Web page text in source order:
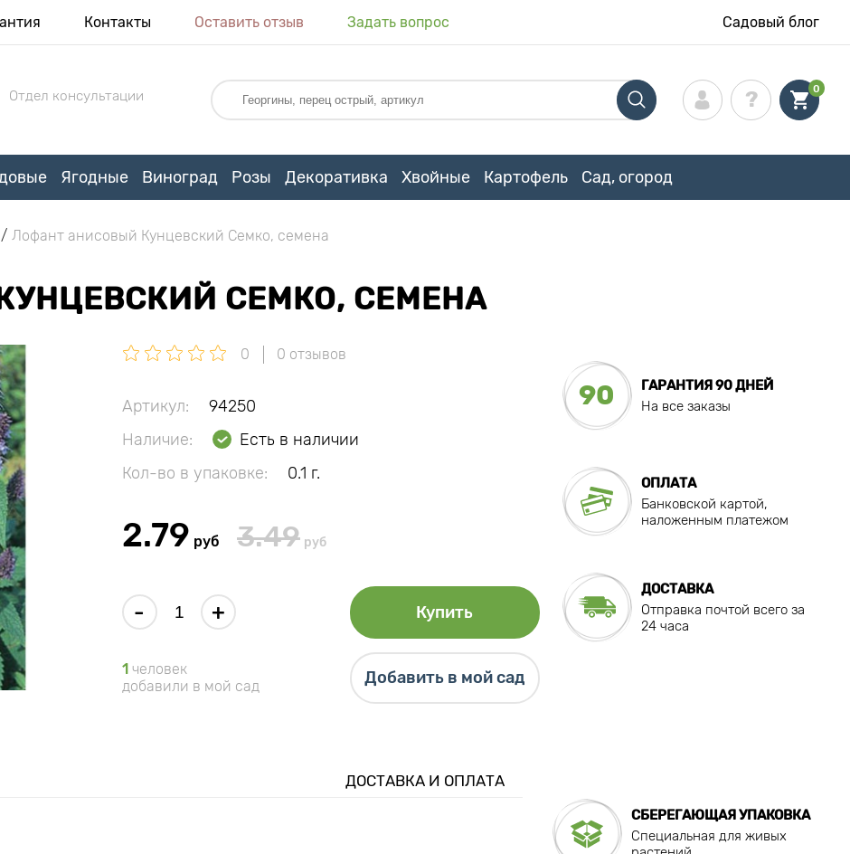
Контакты Оставить отзыв Задать вопрос Садовый блог
Отдел консультации 0
Ягодные Виноград Розы Декоративка Хвойные Картофель Сад, огород
Лофант анисовый Кунцевский Семко, семена
СЕМКО, СЕМЕНА
0 0 отзывов
Артикул:
94250
Наличие:
Есть в наличии
Кол-во в упаковке:
0.1 г.
2.79 руб 3.49 руб
- + Купить
1 человек
добавили в мой сад
Добавить в мой сад
90
ГАРАНТИЯ 90 ДНЕЙ
На все заказы
ОПЛАТА
Банковской картой,
наложенным платежом
ДОСТАВКА
Отправка почтой всего за
24 часа
ДОСТАВКА И ОПЛАТА
СБЕРЕГАЮЩАЯ УПАКОВКА
Специальная для живых